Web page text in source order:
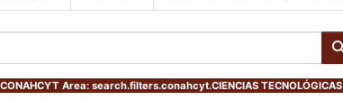
CONAHCYT Area: search.filters.conahcyt.CIENCIAS TECNOLÓGICAS